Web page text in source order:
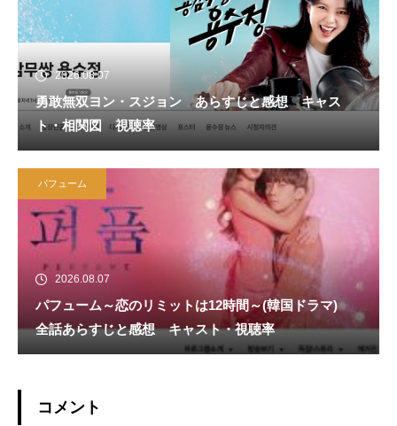
2026.08.07
勇敢無双ヨン・スジョン あらすじと感想 キャス
ト・相関図 視聴率
パフューム
2026.08.07
パフューム～恋のリミットは12時間～(韓国ドラマ)
全話あらすじと感想 キャスト・視聴率
コメント